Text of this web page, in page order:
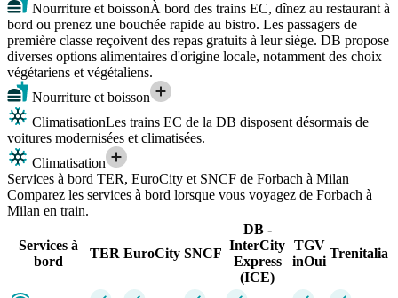
Nourriture et boissonÀ bord des trains EC, dînez au restaurant à
bord ou prenez une bouchée rapide au bistro. Les passagers de
première classe reçoivent des repas gratuits à leur siège. DB propose
diverses options alimentaires d'origine locale, notamment des choix
végétariens et végétaliens.
Nourriture et boisson
ClimatisationLes trains EC de la DB disposent désormais de
voitures modernisées et climatisées.
Climatisation
Services à bord TER, EuroCity et SNCF de Forbach à Milan
Comparez les services à bord lorsque vous voyagez de Forbach à
Milan en train.
Services à
bord
TER EuroCity SNCF
DB -
InterCity
Express
(ICE)
TGV
inOui
Trenitalia